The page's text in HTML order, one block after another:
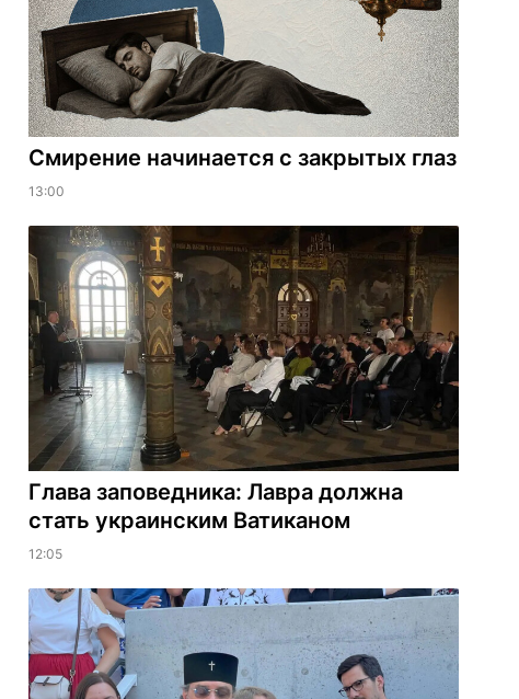
Смирение начинается с закрытых глаз
13:00
Глава заповедника: Лавра должна
стать украинским Ватиканом
12:05